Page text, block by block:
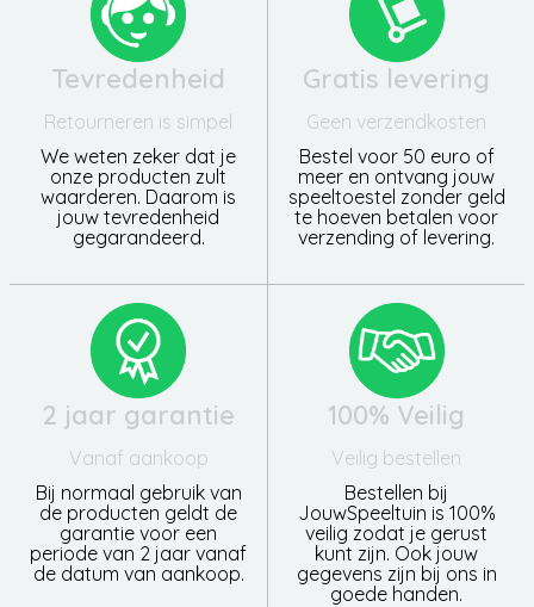
Tevredenheid
Retourneren is simpel
We weten zeker dat je
onze producten zult
waarderen. Daarom is
jouw tevredenheid
gegarandeerd.
Gratis levering
Geen verzendkosten
Bestel voor 50 euro of
meer en ontvang jouw
speeltoestel zonder geld
te hoeven betalen voor
verzending of levering.
2 jaar garantie
Vanaf aankoop
Bij normaal gebruik van
de producten geldt de
garantie voor een
periode van 2 jaar vanaf
de datum van aankoop.
100% Veilig
Veilig bestellen
Bestellen bij
JouwSpeeltuin is 100%
veilig zodat je gerust
kunt zijn. Ook jouw
gegevens zijn bij ons in
goede handen.